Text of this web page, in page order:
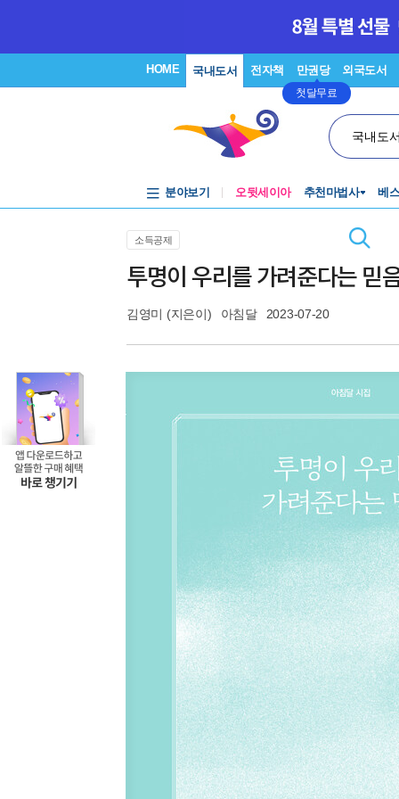
HOME 국내도서 전자책 만권당
첫달무료
외국도서
국내도
분야보기 오뒷세이아 추천마법사 베
소득공제
투명이 우리를 가려준다는 믿
김영미 (지은이) 아침달 2023-07-20